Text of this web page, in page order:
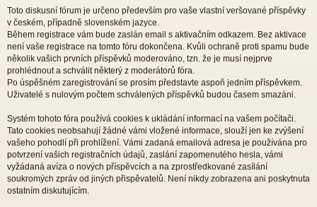
t
Toto diskusní fórum je určeno především pro vaše vlastní veršované příspěvky
v českém, případně slovenském jazyce.
Během registrace vám bude zaslán email s aktivačním odkazem. Bez aktivace
není vaše registrace na tomto fóru dokončena. Kvůli ochraně proti spamu bude
několik vašich prvních příspěvků moderováno, tzn. že je musí nejprve
prohlédnout a schválit některý z moderátorů fóra.
Po úspěšném zaregistrování se prosím představte aspoň jedním příspěvkem.
Uživatelé s nulovým počtem schválených příspěvků budou časem smazáni.
Systém tohoto fóra používá cookies k ukládání informací na vašem počítači.
Tato cookies neobsahují žádné vámi vložené informace, slouží jen ke zvýšení
vašeho pohodlí při prohlížení. Vámi zadaná emailová adresa je používána pro
potvrzení vašich registračních údajů, zaslání zapomenutého hesla, vámi
vyžádaná avíza o nových příspěvcích a na zprostředkované zasílání
soukromých zpráv od jiných přispěvatelů. Není nikdy zobrazena ani poskytnuta
ostatním diskutujícím.